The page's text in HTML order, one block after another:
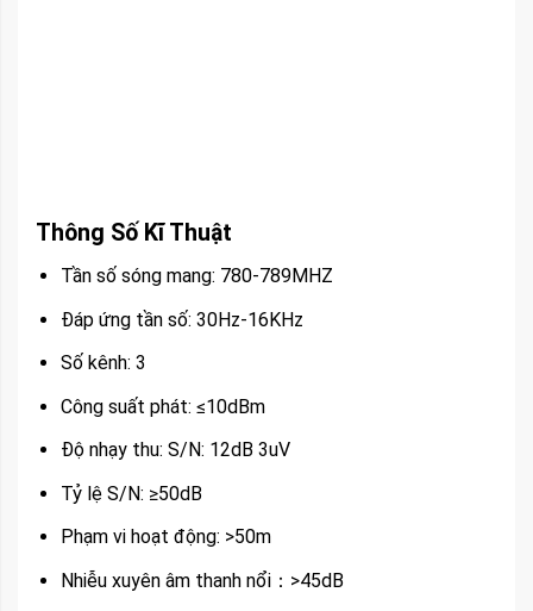
Thông Số Kĩ Thuật
Tần số sóng mang: 780-789MHZ
Đáp ứng tần số: 30Hz-16KHz
Số kênh: 3
Công suất phát: ≤10dBm
Độ nhạy thu: S/N: 12dB 3uV
Tỷ lệ S/N: ≥50dB
Phạm vi hoạt động: >50m
Nhiễu xuyên âm thanh nổi：>45dB